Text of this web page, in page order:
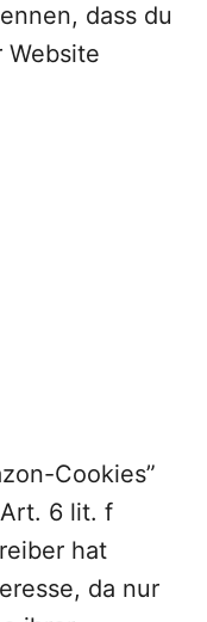
dass du
Website
Cookies”
6 lit. f
hat
da nur